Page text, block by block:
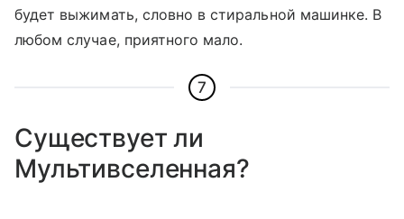
будет выжимать, словно в стиральной машинке. В
любом случае, приятного мало.
7
Существует ли
Мультивселенная?